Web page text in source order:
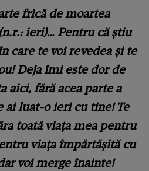
frică de moartea
ieri)… Pentru că ştiu
care te voi revedea şi te
Deja îmi este dor de
aici, fără acea parte a
luat-o ieri cu tine! Te
toată viaţa mea pentru
viaţa împărtăşită cu
voi merge înainte!